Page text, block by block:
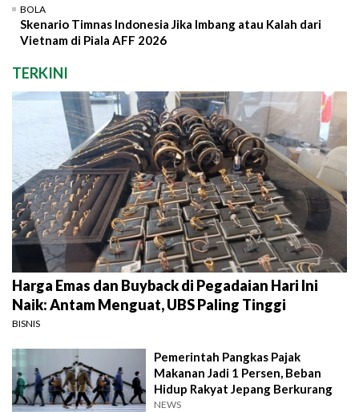
BOLA
Skenario Timnas Indonesia Jika Imbang atau Kalah dari
Vietnam di Piala AFF 2026
TERKINI
Harga Emas dan Buyback di Pegadaian Hari Ini
Naik: Antam Menguat, UBS Paling Tinggi
BISNIS
Pemerintah Pangkas Pajak
Makanan Jadi 1 Persen, Beban
Hidup Rakyat Jepang Berkurang
NEWS